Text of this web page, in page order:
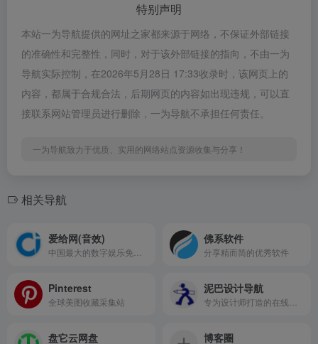
特别声明
本站一为导航提供的网址之家都来源于网络，不保证外部链接
的准确性和完整性，同时，对于该外部链接的指向，不由一为
导航实际控制，在2026年5月28日 17:33收录时，该网页上的
内容，都属于合规合法，后期网页的内容如出现违规，可以直
接联系网站管理员进行删除，一为导航不承担任何责任。
一为导航致力于优质、实用的网络站点资源收集与分享！
相关导航
爱给网(音效) 佛系软件
分享精而简的优秀软件
Pinterest
全球美图收藏采集站
泥巴设计导航
盘它云网盘 博客圈